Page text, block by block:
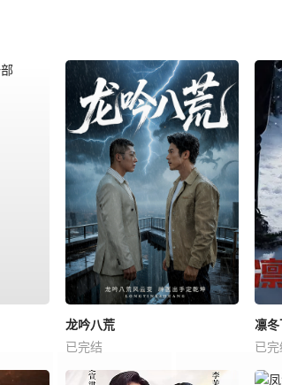
龙吟八荒
已完结
凛
已完